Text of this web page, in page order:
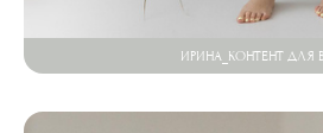
ИРИНА_КОНТЕНТ ДЛЯ